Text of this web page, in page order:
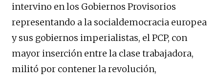
intervino en los Gobiernos Provisorios
representando a la socialdemocracia europea
y sus gobiernos imperialistas, el PCP, con
mayor inserción entre la clase trabajadora,
militó por contener la revolución,